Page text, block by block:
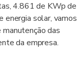
4.861 de KWp de
energia solar, vamos
das
da empresa.